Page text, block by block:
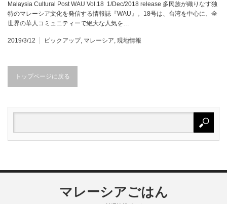
Malaysia Cultural Post WAU Vol.18 1/Dec/2018 release 多民族が織りなす独
特のマレーシア文化を発信する情報誌『WAU』。18号は、台湾を中心に、全
世界の華人コミュニティーで絶大な人気を…
2019/3/12 ピックアップ, マレーシア, 現地情報
トップページに戻る
マレーシアごはん